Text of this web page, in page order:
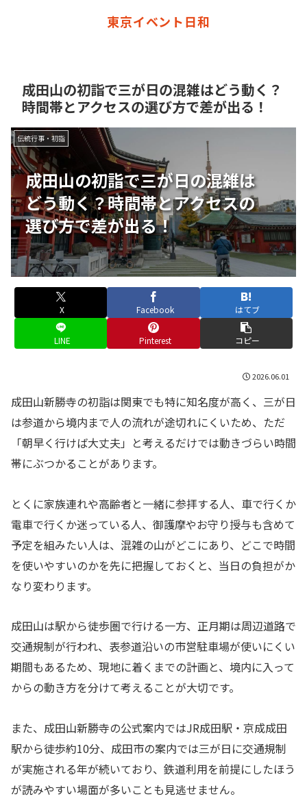
東京イベント日和
成田山の初詣で三が日の混雑はどう動く？
時間帯とアクセスの選び方で差が出る！
成田山の初詣で三が日の混雑は
どう動く？時間帯とアクセスの
選び方で差が出る！
伝統行事・初詣
X Facebook はてブ
LINE Pinterest コピー
2026.06.01
成田山新勝寺の初詣は関東でも特に知名度が高く、三が日
は参道から境内まで人の流れが途切れにくいため、ただ
「朝早く行けば大丈夫」と考えるだけでは動きづらい時間
帯にぶつかることがあります。
とくに家族連れや高齢者と一緒に参拝する人、車で行くか
電車で行くか迷っている人、御護摩やお守り授与も含めて
予定を組みたい人は、混雑の山がどこにあり、どこで時間
を使いやすいのかを先に把握しておくと、当日の負担がか
なり変わります。
成田山は駅から徒歩圏で行ける一方、正月期は周辺道路で
交通規制が行われ、表参道沿いの市営駐車場が使いにくい
期間もあるため、現地に着くまでの計画と、境内に入って
からの動き方を分けて考えることが大切です。
また、成田山新勝寺の公式案内ではJR成田駅・京成成田
駅から徒歩約10分、成田市の案内では三が日に交通規制
が実施される年が続いており、鉄道利用を前提にしたほう
が読みやすい場面が多いことも見逃せません。